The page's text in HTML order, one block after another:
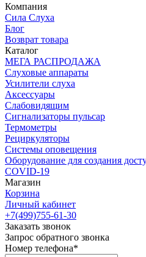
Компания
Сила Слуха
Блог
Возврат товара
Каталог
МЕГА РАСПРОДАЖА
Слуховые аппараты
Усилители слуха
Аксессуары
Слабовидящим
Сигнализаторы пульсар
Термометры
Рециркуляторы
Cистемы оповещения
Оборудование для создания
COVID-19
Магазин
Корзина
Личный кабинет
+7(499)755-61-30
Заказать звонок
Запрос обратного звонка
Номер телефона*